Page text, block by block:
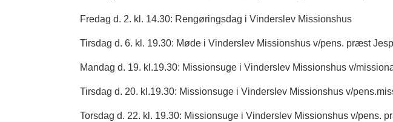
Fredag d. 2. kl. 14.30: Rengøringsdag i Vinderslev Missionshus
Tirsdag d. 6. kl. 19.30: Møde i Vinderslev Missionshus v/pens. præst
Mandag d. 19. kl.19.30: Missionsuge i Vinderslev Missionshus v/
Tirsdag d. 20. kl.19.30: Missionsuge i Vinderslev Missionshus v/
Torsdag d. 22. kl. 19.30: Missionsuge i Vinderslev Missionshus v/pens.